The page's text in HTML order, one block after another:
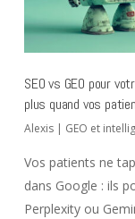
SEO vs GEO pour
plus quand vos
Alexis | GEO et
Vos patients ne
dans Google : ils
Perplexity ou